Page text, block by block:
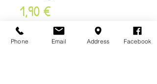
1,90 €Prezzo
Quantità *
Phone Email Address Facebook